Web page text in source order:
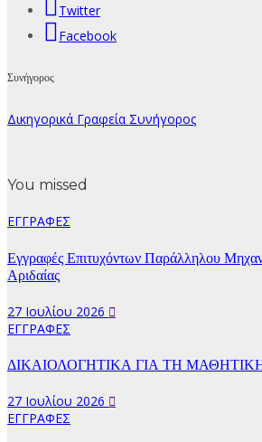
Twitter
Facebook
Συνήγορος
Δικηγορικά Γραφεία Συνήγορος
You missed
ΕΓΓΡΑΦΕΣ
Εγγραφές Επιτυχόντων Παράλληλου
Αριδαίας
27 Ιουλίου 2026
ΕΓΓΡΑΦΕΣ
ΔΙΚΑΙΟΛΟΓΗΤΙΚΑ ΓΙΑ ΤΗ
27 Ιουλίου 2026
ΕΓΓΡΑΦΕΣ